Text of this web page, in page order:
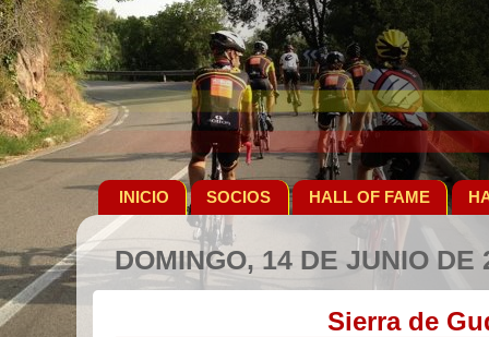
INICIO SOCIOS HALL OF FAME
DOMINGO, 14 DE JUNIO DE
Sierra de